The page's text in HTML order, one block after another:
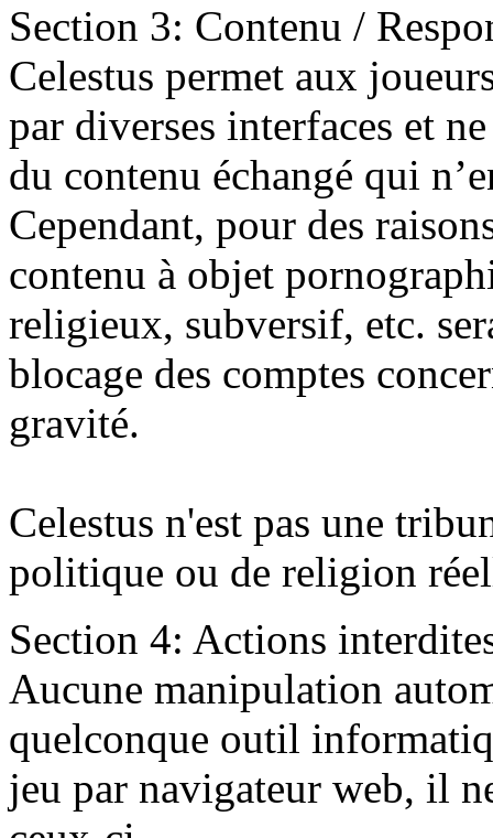
Section 3: Contenu /
Celestus permet aux
par diverses interfaces et
du contenu échangé qui
Cependant, pour des
contenu à objet
religieux, subversif, etc.
blocage des comptes
gravité.
Celestus n'est pas une
politique ou de religion
Section 4: Actions
Aucune manipulation
quelconque outil
jeu par navigateur web, il